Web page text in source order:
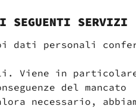
SEGUENTI SERVIZI
dati personali
Viene in
del mancato
necessario,